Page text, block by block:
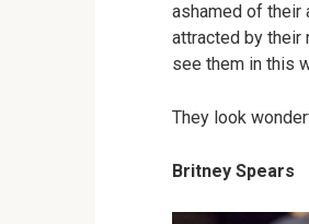
ashamed of their
attracted by their
see them in this
They look
Britney Spears